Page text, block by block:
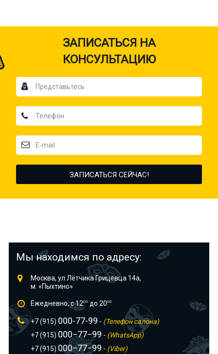
ЗАПИСАТЬСЯ НА
КОНСУЛЬТАЦИЮ
Мы находимся по адресу:
Москва, ул.Лётчика Грицевца 14а,
м. «Пыхтино»
Ежедневно, с 1200 до 2000
+7 (915) 000-77-99 - (Телефон салона)
+7 (915) 000−77−99 - (WhatsApp)
+7 (915) 000−77−99 - (Viber)